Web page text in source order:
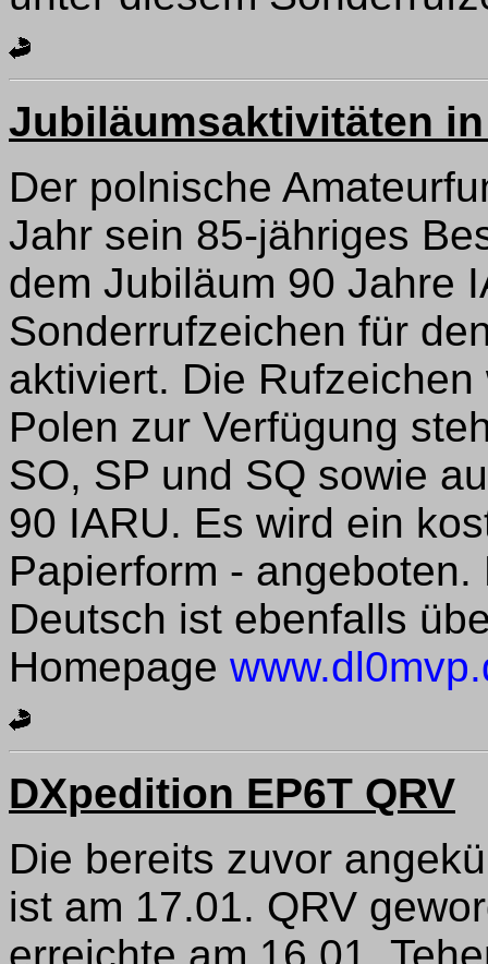
Jubiläumsaktivitäten
Der polnische
Jahr sein 85-jähriges
dem Jubiläum 90 Jahre
Sonderrufzeichen für
aktiviert. Die
Polen zur Verfügung
SO, SP und SQ sowie
90 IARU. Es wird ein
Papierform -
Deutsch ist ebenfalls
Homepage
DXpedition EP6T QRV
Die bereits zuvor
ist am 17.01. QRV